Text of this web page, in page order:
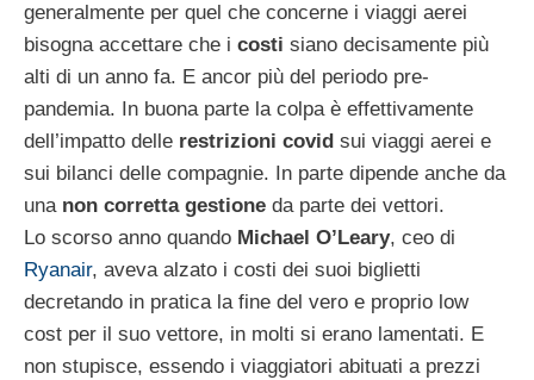
generalmente per quel che concerne i viaggi aerei
bisogna accettare che i costi siano decisamente più
alti di un anno fa. E ancor più del periodo pre-
pandemia. In buona parte la colpa è effettivamente
dell’impatto delle restrizioni covid sui viaggi aerei e
sui bilanci delle compagnie. In parte dipende anche da
una non corretta gestione da parte dei vettori.
Lo scorso anno quando Michael O’Leary, ceo di
Ryanair, aveva alzato i costi dei suoi biglietti
decretando in pratica la fine del vero e proprio low
cost per il suo vettore, in molti si erano lamentati. E
non stupisce, essendo i viaggiatori abituati a prezzi